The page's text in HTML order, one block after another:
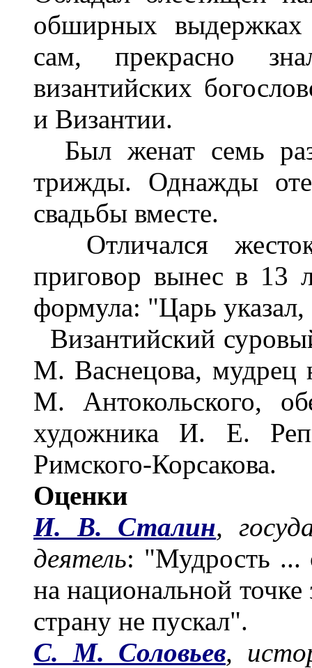
обширных
сам, прекрасно
византийских
и Византии.
Был женат семь
трижды. Однажды
свадьбы вместе.
Отличался
приговор вынес в 13
формула: "Царь
Византийский
М. Васнецова, мудрец
М. Антокольского,
художника И. Е.
Римского-Корсакова.
Оценки
И. В. Сталин,
деятель: "Мудрость ...
на национальной
страну не пускал".
С. М. Соловьев,